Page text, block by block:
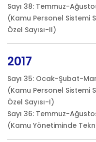
Sayı 38: Temmuz-
(Kamu Personel Sistemi
Özel Sayısı-II)
2017
Sayı 35: Ocak-Şubat-
(Kamu Personel Sistemi
Özel Sayısı-I)
Sayı 36: Temmuz-
(Kamu Yönetiminde